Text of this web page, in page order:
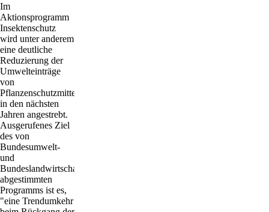
Im
Aktionsprogramm
Insektenschutz
wird unter anderem
eine deutliche
Reduzierung der
Umwelteinträge
von
Pflanzenschutzmitteln
in den nächsten
Jahren angestrebt.
Ausgerufenes Ziel
des von
Bundesumwelt-
und
Bundeslandwirtschaftsministerium
abgestimmten
Programms ist es,
"eine Trendumkehr